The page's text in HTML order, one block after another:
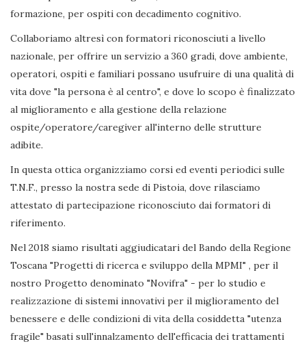
formazione, per ospiti con decadimento cognitivo.
Collaboriamo altresì con formatori riconosciuti a livello
nazionale, per offrire un servizio a 360 gradi, dove ambiente,
operatori, ospiti e familiari possano usufruire di una qualità di
vita dove "la persona è al centro", e dove lo scopo è finalizzato
al miglioramento e alla gestione della relazione
ospite/operatore/caregiver all'interno delle strutture
adibite.
In questa ottica organizziamo corsi ed eventi periodici sulle
T.N.F., presso la nostra sede di Pistoia, dove rilasciamo
attestato di partecipazione riconosciuto dai formatori di
riferimento.
Nel 2018 siamo risultati aggiudicatari del Bando della Regione
Toscana "Progetti di ricerca e sviluppo della MPMI" , per il
nostro Progetto denominato "Novifra" - per lo studio e
realizzazione di sistemi innovativi per il miglioramento del
benessere e delle condizioni di vita della cosiddetta "utenza
fragile" basati sull'innalzamento dell'efficacia dei trattamenti